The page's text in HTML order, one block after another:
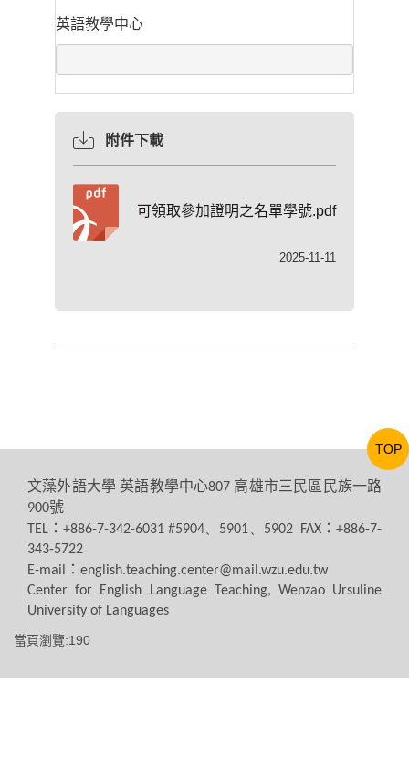
英語教學中心
附件下載
可領取參加證明之名單學號.pdf
2025-11-11
文藻外語大學 英語教學中心807 高雄市三民區民族一路
900號
TEL ：+886-7-342-6031 #5904、5901、5902 FAX：+886-7-
343-5722
E-mail
： english.teaching.center@mail.wzu.edu.tw
Center for English Language Teaching, Wenzao Ursuline
University of Languages
當頁瀏覽:190
TOP